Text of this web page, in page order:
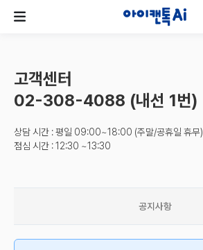
고객센터
02-308-4088 (내선 1번)
상담 시간 : 평일 09:00~18:00 (주말/공휴일 휴무)
점심 시간 : 12:30 ~13:30
공지사항